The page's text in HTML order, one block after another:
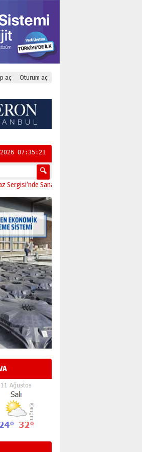
aç Oturum aç
07:35:22
Sanatseverlerle Buluştu